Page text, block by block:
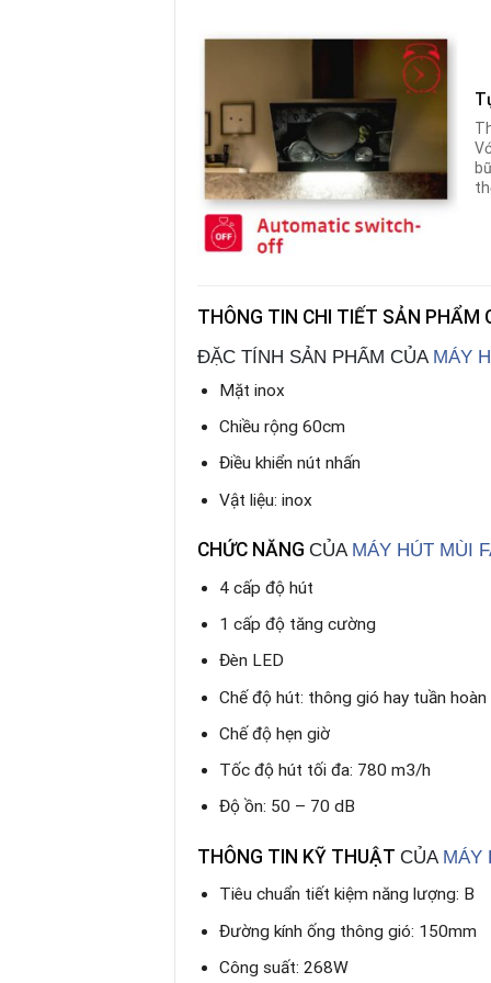
THÔNG TIN CHI TIẾT SẢN PHẨM
ĐẶC TÍNH SẢN PHẨM CỦA MÁY
Mặt inox
Chiều rộng 60cm
Điều khiển nút nhấn
Vật liệu: inox
CHỨC NĂNG CỦA MÁY HÚT MÙI
4 cấp độ hút
1 cấp độ tăng cường
Đèn LED
Chế độ hút: thông gió hay tuần hoàn
Chế độ hẹn giờ
Tốc độ hút tối đa: 780 m3/h
Độ ồn: 50 – 70 dB
THÔNG TIN KỸ THUẬT CỦA MÁY
Tiêu chuẩn tiết kiệm năng lượng: B
Đường kính ống thông gió: 150mm
Công suất: 268W